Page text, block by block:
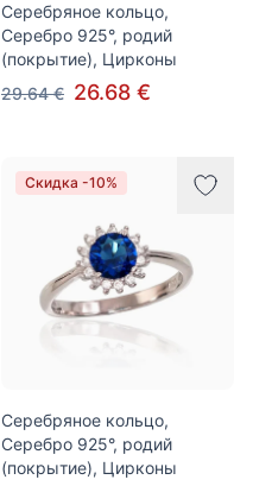
Серебряное кольцо,
Серебро 925°, родий
(покрытие), Цирконы
29.64 € 26.68 €
Скидка -10%
Серебряное кольцо,
Серебро 925°, родий
(покрытие), Цирконы